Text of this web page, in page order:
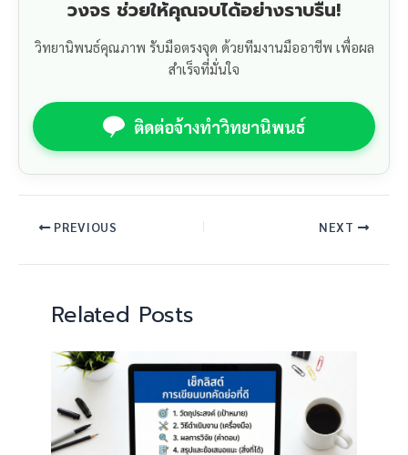
วงจร ช่วยให้คุณจบได้อย่างราบรื่น!
วิทยานิพนธ์คุณภาพ รับมือตรงจุด ด้วยทีมงานมืออาชีพ เพื่อผล
สำเร็จที่มั่นใจ
ติดต่อจ้างทำวิทยานิพนธ์
PREVIOUS NEXT
Related Posts